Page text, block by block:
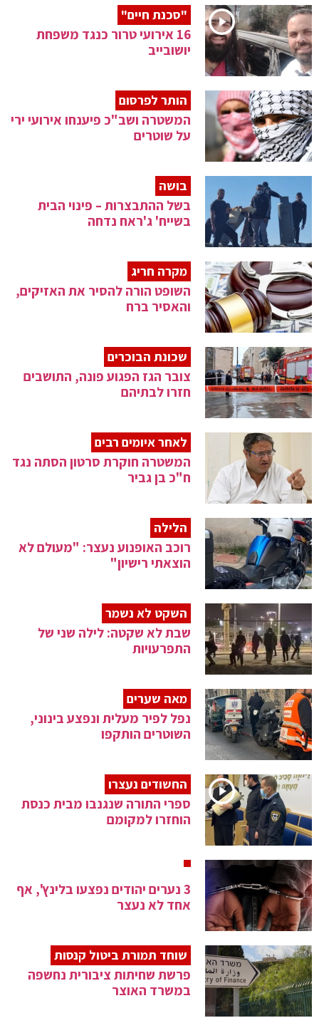
"סכנת חיים"
16 אירועי טרור כנגד משפחת
יושובייב
הותר לפרסום
המשטרה ושב"כ פיענחו אירועי ירי
על שוטרים
בושה
בשל ההתבצרות – פינוי הבית
בשייח' ג'ראח נדחה
מקרה חריג
השופט הורה להסיר את האזיקים,
והאסיר ברח
שכונת הבוכרים
צובר הגז הפגוע פונה, התושבים
חזרו לבתיהם
לאחר איומים רבים
המשטרה חוקרת סרטון הסתה נגד
ח"כ בן גביר
הלילה
רוכב האופנוע נעצר: "מעולם לא
הוצאתי רישיון"
השקט לא נשמר
שבת לא שקטה: לילה שני של
התפרעויות
מאה שערים
נפל לפיר מעלית ונפצע בינוני,
השוטרים הותקפו
החשודים נעצרו
ספרי התורה שנגנבו מבית כנסת
הוחזרו למקומם
3 נערים יהודים נפצעו בלינץ', אף
אחד לא נעצר
שוחד תמורת ביטול קנסות
פרשת שחיתות ציבורית נחשפה
במשרד האוצר